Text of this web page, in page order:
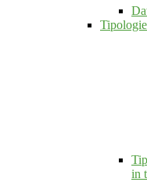
in